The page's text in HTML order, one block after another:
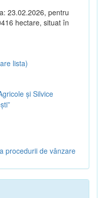
23.02.2026, pentru
hectare, situat în
lista)
și Silvice
procedurii de vânzare